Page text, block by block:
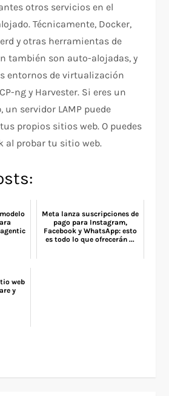
otros servicios en el
Técnicamente, Docker,
y otras herramientas de
también son auto-alojadas, y
entornos de virtualización
ng y Harvester. Si eres un
un servidor LAMP puede
propios sitios web. O puedes
al probar tu sitio web.
Meta lanza suscripciones de
pago para Instagram,
Facebook y WhatsApp: esto
es todo lo que ofrecerán ...
web
y